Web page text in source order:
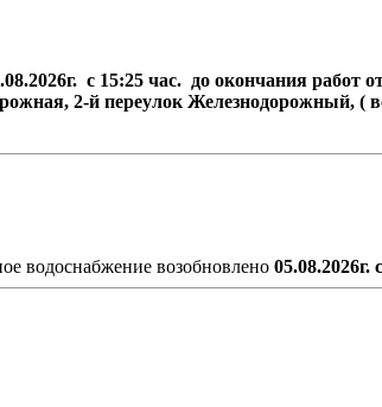
с 15:25 час. до окончания работ
2-й переулок Железнодорожный, (
водоснабжение возобновлено 05.08.2026г.